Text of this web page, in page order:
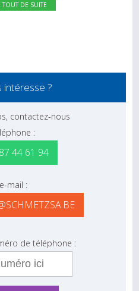
TOUT DE SUITE
intéresse ?
contactez-nous
:
44 61 94
mail :
de téléphone :